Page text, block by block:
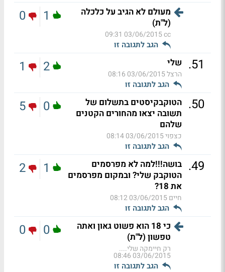
מעולם לא הגיב על כלכלה
(ל"ת)
cc
03/06/2015 09:31
הגב לתגובה זו
1
0
51
. שלי
הרצל03/06/2015 08:16
הגב לתגובה זו
2
1
50
. הטוקבקיסטים בתשלום של
תשובה יצאו מהחורים הקטנים
שלהם
כצפוי03/06/2015 08:14
הגב לתגובה זו
0
5
49
. בושה!!!למה לא מפרסמים
הטוקבק שלי? ובמקום מפרסמים
את 18?
חיים03/06/2015 08:12
הגב לתגובה זו
1
2
כי 18 הוא פשוט גאון ואתה
טפשון (ל"ת)
רק חיימקה שלי....
03/06/2015 08:46
הגב לתגובה זו
0
0